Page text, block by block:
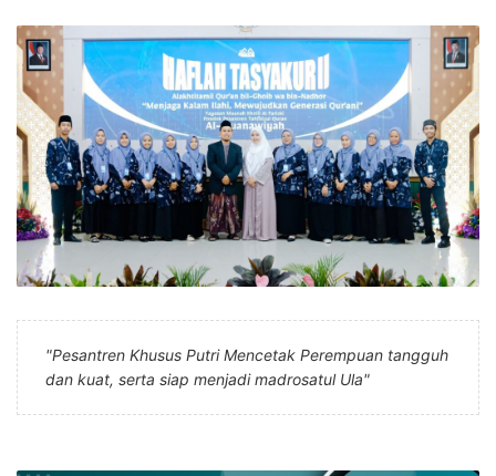
"Pesantren Khusus Putri Mencetak Perempuan tangguh
dan kuat, serta siap menjadi madrosatul Ula"